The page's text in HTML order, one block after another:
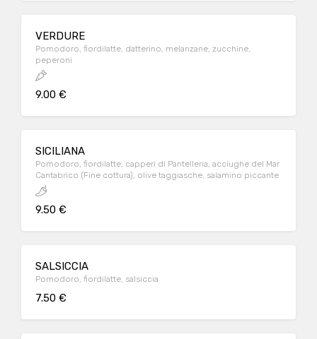
VERDURE
Pomodoro, fiordilatte, datterino, melanzane, zucchine,
peperoni
9.00 €
SICILIANA
Pomodoro, fiordilatte, capperi di Pantelleria, acciughe del Mar
Cantabrico (Fine cottura), olive taggiasche, salamino piccante
9.50 €
SALSICCIA
Pomodoro, fiordilatte, salsiccia
7.50 €